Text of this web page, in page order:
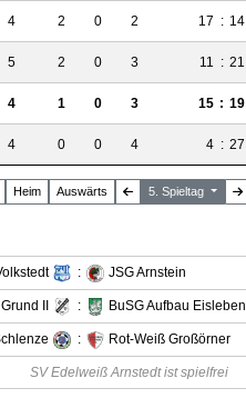
4 2 0 2 17 : 14
5 2 0 3 11 : 21
4 1 0 3 15 : 19
4 0 0 4 4 : 27
Heim Auswärts 5. Spieltag
: JSG Arnstein
II : BuSG Aufbau Eisleben
: Rot-Weiß Großörner
SV Edelweiß Arnstedt ist spielfrei